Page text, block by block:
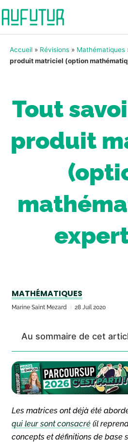
Accueil » Révisions » Mathématiques
produit matriciel (option
Tout
produit
MATHÉMATIQUES
Marine Saint Mezard 28 Juil 2020
Au sommaire de cet
Les matrices ont déjà été
qui leur sont consacré (il
concepts et définitions de base